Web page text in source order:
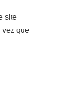
site
vez que